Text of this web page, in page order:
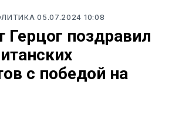
05.07.2024 10:08
Герцог поздравил
с победой на